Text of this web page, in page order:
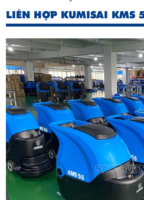
LIÊN HỢP KUMISAI KMS